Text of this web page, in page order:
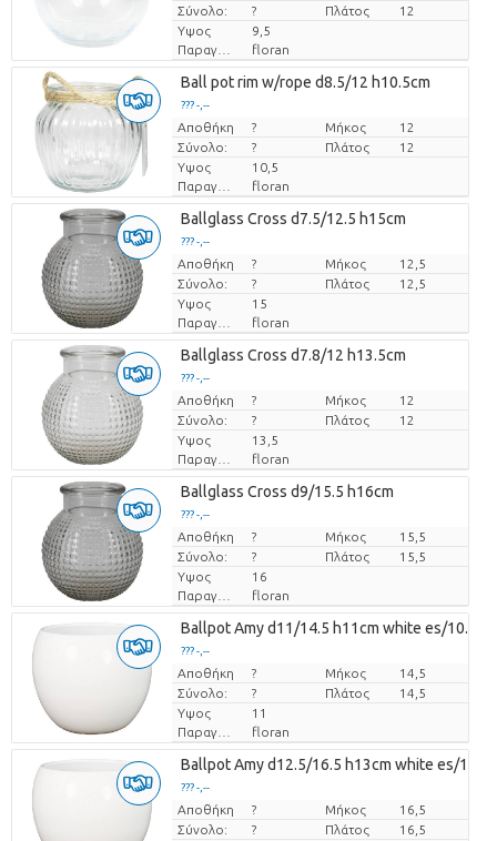
Σύνολο:
? Πλάτος
12
Υψος
9,5
Παραγωγός
floran
Ball pot rim w/rope d8.5/12 h10.5cm
??? -,--
Τιμή ανά τεμάχιο
Αποθήκη ? Μήκος
12
Σύνολο:
? Πλάτος
12
Υψος
10,5
Παραγωγός
floran
Ballglass Cross d7.5/12.5 h15cm
??? -,--
Τιμή ανά τεμάχιο
Αποθήκη ? Μήκος
12,5
Σύνολο:
? Πλάτος
12,5
Υψος
15
Παραγωγός
floran
Ballglass Cross d7.8/12 h13.5cm
??? -,--
Τιμή ανά τεμάχιο
Αποθήκη ? Μήκος
12
Σύνολο:
? Πλάτος
12
Υψος
13,5
Παραγωγός
floran
Ballglass Cross d9/15.5 h16cm
??? -,--
Τιμή ανά τεμάχιο
Αποθήκη ? Μήκος
15,5
Σύνολο:
? Πλάτος
15,5
Υψος
16
Παραγωγός
floran
Ballpot Amy d11/14.5 h11cm white es/10.5
??? -,--
Τιμή ανά τεμάχιο
Αποθήκη ? Μήκος
14,5
Σύνολο:
? Πλάτος
14,5
Υψος
11
Παραγωγός
floran
Ballpot Amy d12.5/16.5 h13cm white es/12
??? -,--
Τιμή ανά τεμάχιο
Αποθήκη ? Μήκος
16,5
Σύνολο:
? Πλάτος
16,5